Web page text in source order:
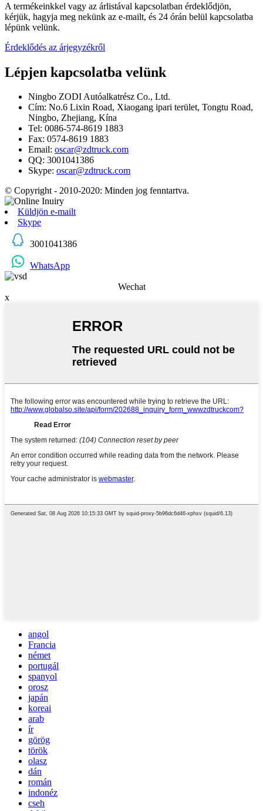
A termékeinkkel vagy az árlistával kapcsolatban érdeklődjön,
kérjük, hagyja meg nekünk az e-mailt, és 24 órán belül kapcsolatba
lépünk velünk.
Érdeklődés az árjegyzékről
Lépjen kapcsolatba velünk
Ningbo ZODI Autóalkatrész Co., Ltd.
Cím: No.6 Lixin Road, Xiaogang ipari terület, Tongtu Road,
Ningbo, Zhejiang, Kína
Tel: 0086-574-8619 1883
Fax: 0574-8619 1883
Email: oscar@zdtruck.com
QQ: 3001041386
Skype: oscar@zdtruck.com
© Copyright - 2010-2020: Minden jog fenntartva.
Küldjön e-mailt
Skype
3001041386
WhatsApp
Wechat
x
angol
Francia
német
portugál
spanyol
orosz
japán
koreai
arab
ír
görög
török
olasz
dán
román
indonéz
cseh